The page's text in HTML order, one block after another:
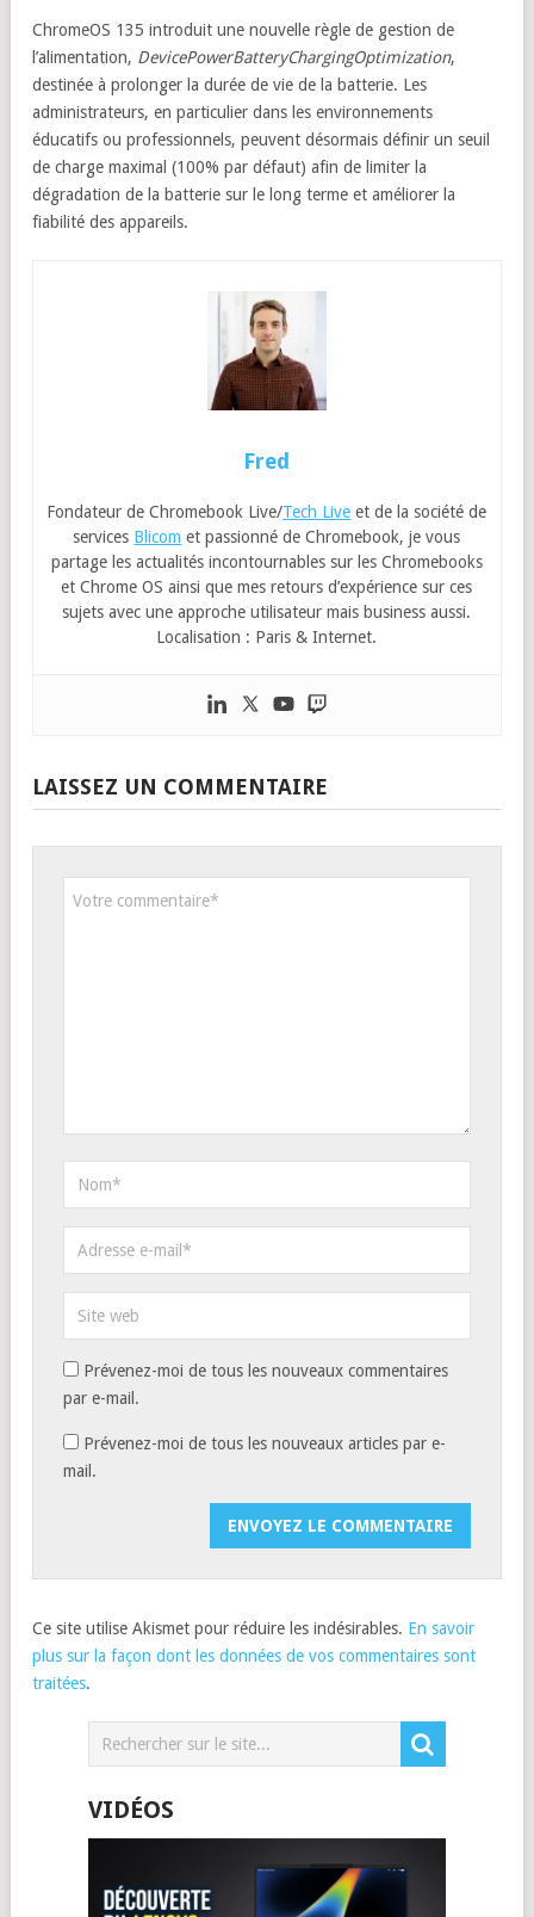
ChromeOS 135 introduit une nouvelle règle de gestion de
l’alimentation, DevicePowerBatteryChargingOptimization,
destinée à prolonger la durée de vie de la batterie. Les
administrateurs, en particulier dans les environnements
éducatifs ou professionnels, peuvent désormais définir un seuil
de charge maximal (100% par défaut) afin de limiter la
dégradation de la batterie sur le long terme et améliorer la
fiabilité des appareils.
Fred
Fondateur de Chromebook Live/Tech Live et de la société de
services Blicom et passionné de Chromebook, je vous
partage les actualités incontournables sur les Chromebooks
et Chrome OS ainsi que mes retours d’expérience sur ces
sujets avec une approche utilisateur mais business aussi.
Localisation : Paris & Internet.
LAISSEZ UN COMMENTAIRE
Prévenez-moi de tous les nouveaux commentaires
par e-mail.
Prévenez-moi de tous les nouveaux articles par e-
mail.
Ce site utilise Akismet pour réduire les indésirables. En savoir
plus sur la façon dont les données de vos commentaires sont
traitées.
VIDÉOS